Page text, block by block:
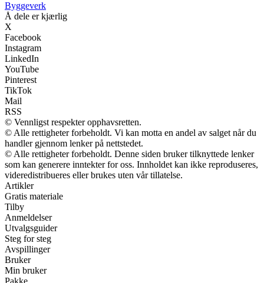
Byggeverk
Å dele er kjærlig
X
Facebook
Instagram
LinkedIn
YouTube
Pinterest
TikTok
Mail
RSS
© Vennligst respekter opphavsretten.
© Alle rettigheter forbeholdt. Vi kan motta en andel av salget når du
handler gjennom lenker på nettstedet.
© Alle rettigheter forbeholdt. Denne siden bruker tilknyttede lenker
som kan generere inntekter for oss. Innholdet kan ikke reproduseres,
videredistribueres eller brukes uten vår tillatelse.
Artikler
Gratis materiale
Tilby
Anmeldelser
Utvalgsguider
Steg for steg
Avspillinger
Bruker
Min bruker
Pakke